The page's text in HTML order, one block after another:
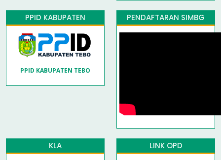
PPID KABUPATEN
PPID KABUPATEN TEBO
PENDAFTARAN SIMBG
KLA LINK OPD